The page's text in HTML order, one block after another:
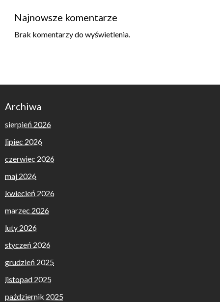
Najnowsze komentarze
Brak komentarzy do wyświetlenia.
Archiwa
sierpień 2026
lipiec 2026
czerwiec 2026
maj 2026
kwiecień 2026
marzec 2026
luty 2026
styczeń 2026
grudzień 2025
listopad 2025
październik 2025